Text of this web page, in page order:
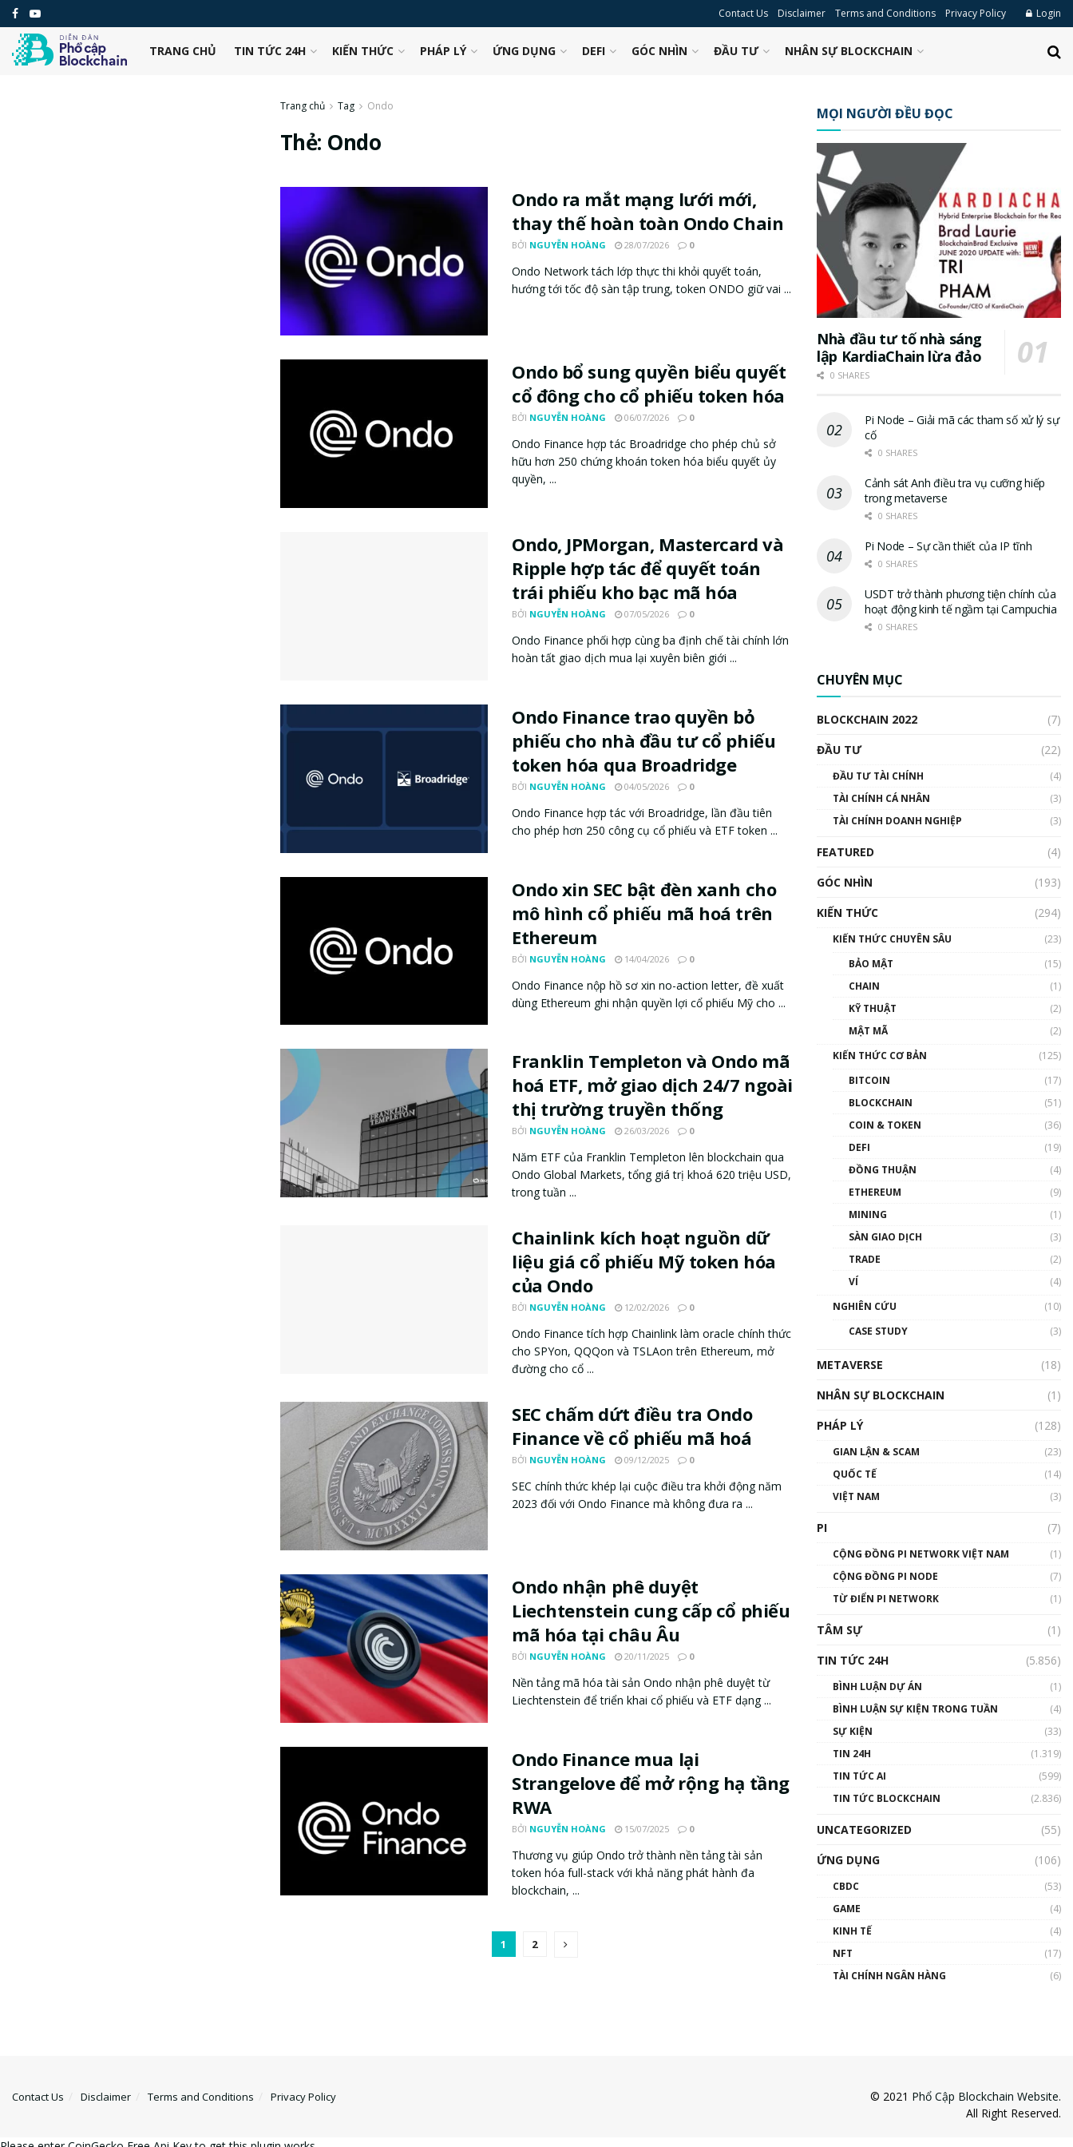
Contact Us Disclaimer Terms and Conditions Privacy Policy Login
TRANG CHỦ TIN TỨC 24H KIẾN THỨC PHÁP LÝ ỨNG DỤNG DEFI GÓC NHÌN ĐẦU TƯ NHÂN SỰ BLOCKCHAIN
Trang chủ Tag Ondo
Thẻ: Ondo
Ondo ra mắt mạng lưới mới,
thay thế hoàn toàn Ondo Chain
BỞI NGUYỄN HOÀNG 28/07/2026 0
Ondo Network tách lớp thực thi khỏi quyết toán,
hướng tới tốc độ sàn tập trung, token ONDO giữ vai ...
Ondo bổ sung quyền biểu quyết
cổ đông cho cổ phiếu token hóa
BỞI NGUYỄN HOÀNG 06/07/2026 0
Ondo Finance hợp tác Broadridge cho phép chủ sở
hữu hơn 250 chứng khoán token hóa biểu quyết ủy
quyền, ...
Ondo, JPMorgan, Mastercard và
Ripple hợp tác để quyết toán
trái phiếu kho bạc mã hóa
BỞI NGUYỄN HOÀNG 07/05/2026 0
Ondo Finance phối hợp cùng ba định chế tài chính lớn
hoàn tất giao dịch mua lại xuyên biên giới ...
Ondo Finance trao quyền bỏ
phiếu cho nhà đầu tư cổ phiếu
token hóa qua Broadridge
BỞI NGUYỄN HOÀNG 04/05/2026 0
Ondo Finance hợp tác với Broadridge, lần đầu tiên
cho phép hơn 250 công cụ cổ phiếu và ETF token ...
Ondo xin SEC bật đèn xanh cho
mô hình cổ phiếu mã hoá trên
Ethereum
BỞI NGUYỄN HOÀNG 14/04/2026 0
Ondo Finance nộp hồ sơ xin no-action letter, đề xuất
dùng Ethereum ghi nhận quyền lợi cổ phiếu Mỹ cho ...
Franklin Templeton và Ondo mã
hoá ETF, mở giao dịch 24/7 ngoài
thị trường truyền thống
BỞI NGUYỄN HOÀNG 26/03/2026 0
Năm ETF của Franklin Templeton lên blockchain qua
Ondo Global Markets, tổng giá trị khoá 620 triệu USD,
trong tuần ...
Chainlink kích hoạt nguồn dữ
liệu giá cổ phiếu Mỹ token hóa
của Ondo
BỞI NGUYỄN HOÀNG 12/02/2026 0
Ondo Finance tích hợp Chainlink làm oracle chính thức
cho SPYon, QQQon và TSLAon trên Ethereum, mở
đường cho cổ ...
SEC chấm dứt điều tra Ondo
Finance về cổ phiếu mã hoá
BỞI NGUYỄN HOÀNG 09/12/2025 0
SEC chính thức khép lại cuộc điều tra khởi động năm
2023 đối với Ondo Finance mà không đưa ra ...
Ondo nhận phê duyệt
Liechtenstein cung cấp cổ phiếu
mã hóa tại châu Âu
BỞI NGUYỄN HOÀNG 20/11/2025 0
Nền tảng mã hóa tài sản Ondo nhận phê duyệt từ
Liechtenstein để triển khai cổ phiếu và ETF dạng ...
Ondo Finance mua lại
Strangelove để mở rộng hạ tầng
RWA
BỞI NGUYỄN HOÀNG 15/07/2025 0
Thương vụ giúp Ondo trở thành nền tảng tài sản
token hóa full-stack với khả năng phát hành đa
blockchain, ...
1 2
MỌI NGƯỜI ĐỀU ĐỌC
Nhà đầu tư tố nhà sáng
lập KardiaChain lừa đảo
0 SHARES
Pi Node – Giải mã các tham số xử lý sự
cố
0 SHARES
Cảnh sát Anh điều tra vụ cưỡng hiếp
trong metaverse
0 SHARES
Pi Node – Sự cần thiết của IP tĩnh
0 SHARES
USDT trở thành phương tiện chính của
hoạt động kinh tế ngầm tại Campuchia
0 SHARES
CHUYÊN MỤC
BLOCKCHAIN 2022
(7)
ĐẦU TƯ
(22)
ĐẦU TƯ TÀI CHÍNH
(4)
TÀI CHÍNH CÁ NHÂN
(3)
TÀI CHÍNH DOANH NGHIỆP
(3)
FEATURED
(4)
GÓC NHÌN
(193)
KIẾN THỨC
(294)
KIẾN THỨC CHUYÊN SÂU
(23)
BẢO MẬT
(15)
CHAIN
(1)
KỸ THUẬT
(2)
MẬT MÃ
(2)
KIẾN THỨC CƠ BẢN
(125)
BITCOIN
(17)
BLOCKCHAIN
(51)
COIN & TOKEN
(36)
DEFI
(19)
ĐỒNG THUẬN
(4)
ETHEREUM
(9)
MINING
(1)
SÀN GIAO DỊCH
(3)
TRADE
(2)
VÍ
(4)
NGHIÊN CỨU
(10)
CASE STUDY
(3)
METAVERSE
(18)
NHÂN SỰ BLOCKCHAIN
(1)
PHÁP LÝ
(128)
GIAN LẬN & SCAM
(23)
QUỐC TẾ
(14)
VIỆT NAM
(3)
PI (7)
CỘNG ĐỒNG PI NETWORK VIỆT NAM
(1)
CỘNG ĐỒNG PI NODE
(7)
TỪ ĐIỂN PI NETWORK
(1)
TÂM SỰ
(1)
TIN TỨC 24H
(5.856)
BÌNH LUẬN DỰ ÁN
(1)
BÌNH LUẬN SỰ KIỆN TRONG TUẦN
(4)
SỰ KIỆN
(33)
TIN 24H
(1.319)
TIN TỨC AI
(599)
TIN TỨC BLOCKCHAIN
(2.836)
UNCATEGORIZED
(55)
ỨNG DỤNG
(106)
CBDC
(53)
GAME
(4)
KINH TẾ
(4)
NFT
(17)
TÀI CHÍNH NGÂN HÀNG
(6)
Contact Us Disclaimer Terms and Conditions Privacy Policy © 2021 Phổ Cập Blockchain Website.
All Right Reserved.